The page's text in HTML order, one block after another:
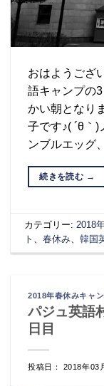
おはようござ
語キャンプの
かい朝となり
子です♪( ´θ｀
ンブルエッグ
続きを読む →
カテゴリー:2018
ト 、春休み、韓国
2018年春休みキャ
パジュ英語
日目
投稿日： 2018年03